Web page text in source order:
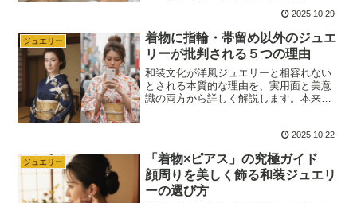
留める究極の固定術を、基本のステップ
から詳しく解説します。もう挿し直しの
心配は無用です！この正しい挿し方をマ
スターして、誰もが振り返る粋な着物美
人になりましょう。
2025.10.29
ジュエリー
着物に指輪・帯留め以外のジュエ
リーが批判される５つの理由
和装文化が洋風ジュエリーと相容れない
とされる本質的な理由を、実用面と美意
識の両方から詳しく解説します。本来の
シーンでのジュエリーの取り入れ方や楽
しみ方を理解し、より「着物」×「ジュエ
リー」を楽しむことができます。
2025.10.22
ジュエリー
「着物×ピアス」の究極ガイド
顔周りを美しく飾る和装ジュエリ
ーの選び方